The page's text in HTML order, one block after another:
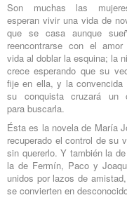
Son muchas las
esperan vivir una vida de
que se casa aunque
reencontrarse con el
vida al doblar la esquina; la
crece esperando que su
fije en ella, y la convencida
su conquista cruzará un
para buscarla.
Ésta es la novela de María
recuperado el control de su
sin quererlo. Y también la
la de Fermín, Paco y
unidos por lazos de
se convierten en